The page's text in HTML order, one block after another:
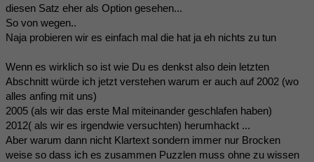
diesen Satz eher als Option gesehen...
So von wegen..
Naja probieren wir es einfach mal die hat ja eh nichts zu tun
Wenn es wirklich so ist wie Du es denkst also dein letzten
Abschnitt würde ich jetzt verstehen warum er auch auf 2002 (wo
alles anfing mit uns)
2005 (als wir das erste Mal miteinander geschlafen haben)
2012( als wir es irgendwie versuchten) herumhackt ...
Aber warum dann nicht Klartext sondern immer nur Brocken
weise so dass ich es zusammen Puzzlen muss ohne zu wissen